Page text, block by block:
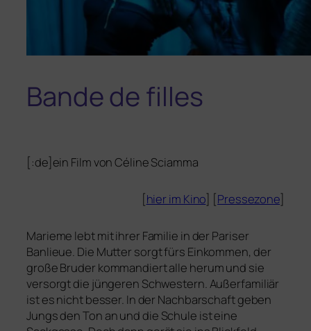
Bande de filles
[:de]ein Film von Céline Sciamma
[hier im Kino] [Pressezone]
Marieme lebt mit ihrer Familie in der Pariser
Banlieue. Die Mutter sorgt fürs Einkommen, der
gro­ße Bruder kom­man­diert alle her­um und sie
ver­sorgt die jün­ge­ren Schwestern. Außerfamiliär
ist es nicht bes­ser. In der Nachbarschaft geben
Jungs den Ton an und die Schule ist eine